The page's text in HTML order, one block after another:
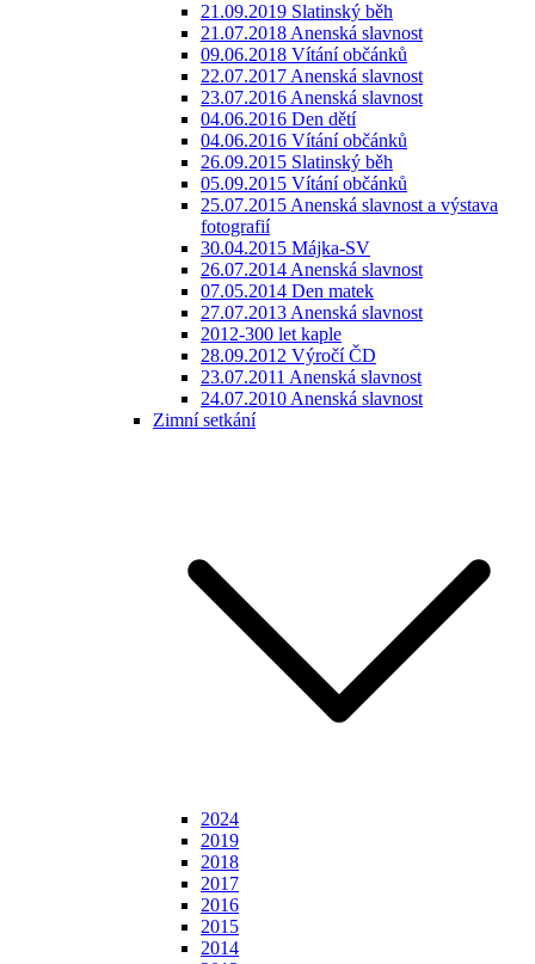
21.09.2019 Slatinský běh
21.07.2018 Anenská slavnost
09.06.2018 Vítání občánků
22.07.2017 Anenská slavnost
23.07.2016 Anenská slavnost
04.06.2016 Den dětí
04.06.2016 Vítání občánků
26.09.2015 Slatinský běh
05.09.2015 Vítání občánků
25.07.2015 Anenská slavnost a výstava
fotografií
30.04.2015 Májka-SV
26.07.2014 Anenská slavnost
07.05.2014 Den matek
27.07.2013 Anenská slavnost
2012-300 let kaple
28.09.2012 Výročí ČD
23.07.2011 Anenská slavnost
24.07.2010 Anenská slavnost
Zimní setkání
2024
2019
2018
2017
2016
2015
2014